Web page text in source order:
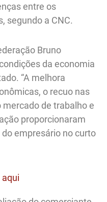
entre os
segundo a CNC.
Bruno
da economia
“A melhora
o recuo nas
de trabalho e
proporcionaram
empresário no curto